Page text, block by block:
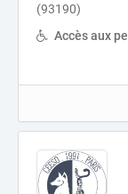
(93190)
Accès aux